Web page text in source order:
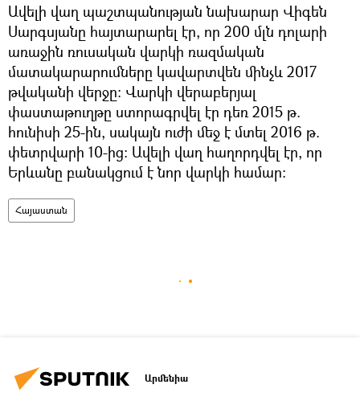
Ավելի վաղ պաշտպանության նախարար Վիգեն
Սարգսյանը հայտարարել էր, որ 200 մլն դոլարի
առաջին ռուսական վարկի ռազմական
մատակարարումները կավարտվեն մինչև 2017
թվականի վերջը: Վարկի վերաբերյալ
փաստաթուղթը ստորագրվել էր դեռ 2015 թ.
հունիսի 25-ին, սակայն ուժի մեջ է մտել 2016 թ.
փետրվարի 10-ից: Ավելի վաղ հաղորդվել էր, որ
Երևանը բանակցում է նոր վարկի համար:
Հայաստան
Արմենիա